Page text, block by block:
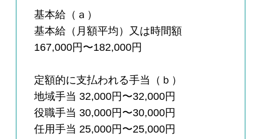
基本給（ａ）
基本給（月額平均）又は時間額
167,000円〜182,000円
定額的に支払われる手当（ｂ）
地域手当 32,000円〜32,000円
役職手当 30,000円〜30,000円
任用手当 25,000円〜25,000円